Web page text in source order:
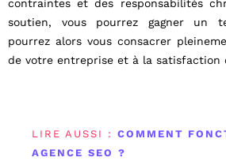
contraintes et des responsabilités
soutien, vous pourrez gagner un
pourrez alors vous consacrer
de votre entreprise et à la satisfaction
LIRE AUSSI : COMMENT
AGENCE SEO ?